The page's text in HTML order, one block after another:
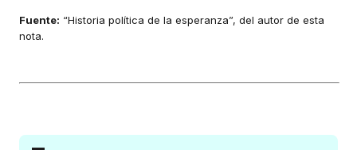
Fuente: “Historia política de la esperanza”, del autor de esta
nota.